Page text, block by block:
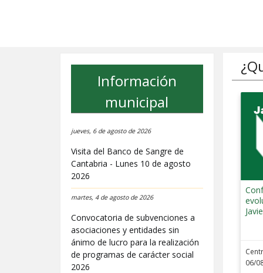
Información
municipal
jueves, 6 de agosto de 2026
Visita del Banco de Sangre de
Cantabria - Lunes 10 de agosto
2026
martes, 4 de agosto de 2026
Convocatoria de subvenciones a
asociaciones y entidades sin
ánimo de lucro para la realización
de programas de carácter social
2026
06/